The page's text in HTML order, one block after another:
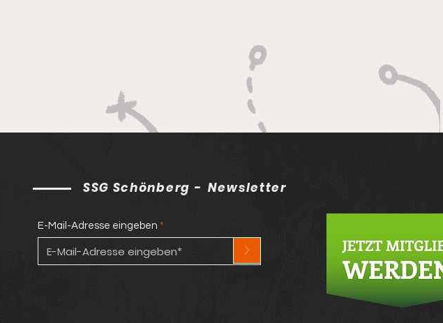
SSG Schönberg - Newsletter
E-Mail-Adresse eingeben
>